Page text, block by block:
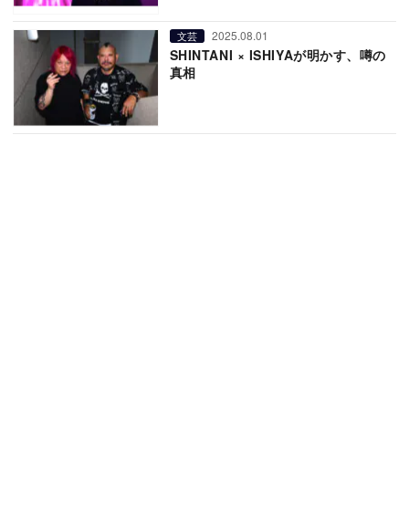
文芸 2025.08.01
SHINTANI × ISHIYAが明かす、噂の
真相